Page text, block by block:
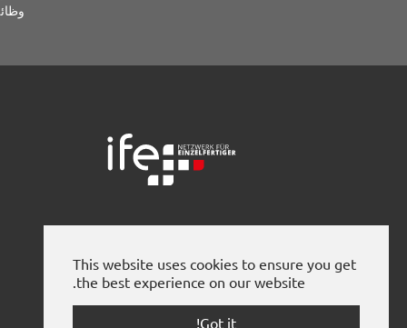
This website uses cookies to ensure you get
the best experience on our website.
Got it!